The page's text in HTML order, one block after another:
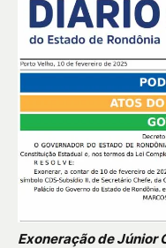
Exoneração de Júnior